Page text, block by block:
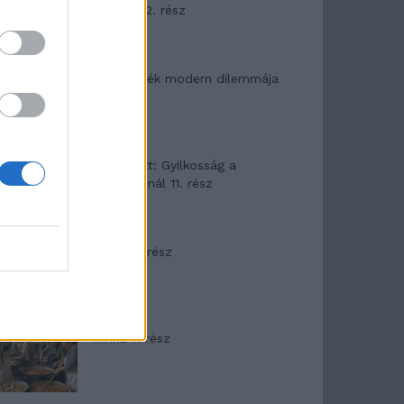
mítosza 2. rész
Az ereklyék modern dilemmája
T. Barnett: Gyilkosság a
Garda-tónál 11. rész
Minka 8. rész
Minka 7. rész